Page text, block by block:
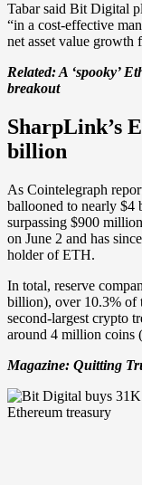
Tabar said Bit Digital
“in a cost-effective
net asset value growth
Related:A ‘spooky’
breakout
SharpLink’s
billion
As Cointelegraph
ballooned to nearly $4
surpassing $900
on June 2 and has
holder of ETH.
In total, reserve
billion), over 10.3% of
second-largest crypto
around 4 million coins
Magazine: Quitting